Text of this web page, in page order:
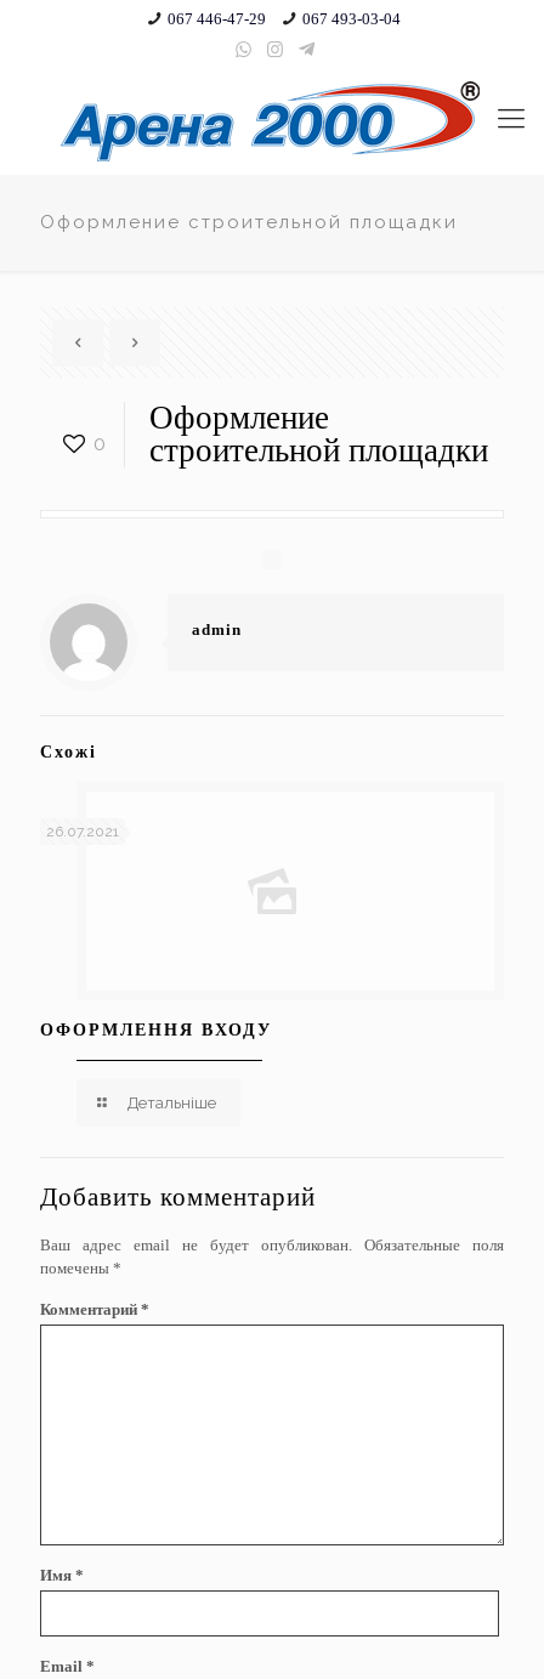
067 446-47-29 067 493-03-04
Оформление строительной площадки
0
Оформление
строительной площадки
admin
Схожі
26.07.2021
ОФОРМЛЕННЯ ВХОДУ
Детальніше
Добавить комментарий
Ваш адрес email не будет опубликован.
Обязательные поля
помечены *
Комментарий *
Имя *
Email *